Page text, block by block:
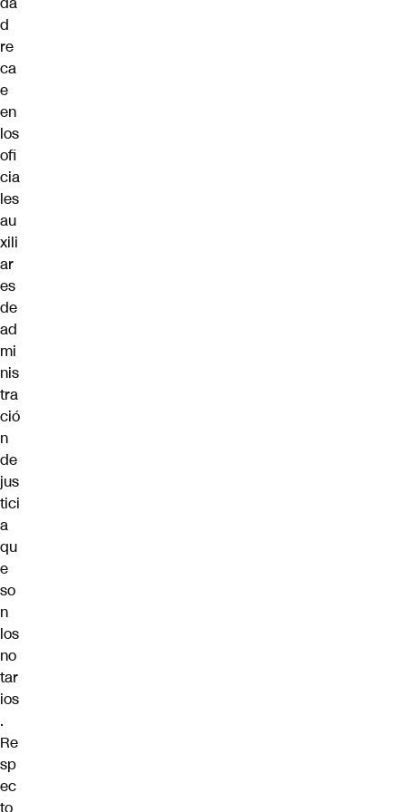
d
re
ca
e
en
los
ofi
cia
les
au
xili
ar
es
de
ad
mi
nis
tra
ció
n
de
jus
tici
a
qu
e
so
n
los
no
tar
ios
.
Re
sp
ec
to